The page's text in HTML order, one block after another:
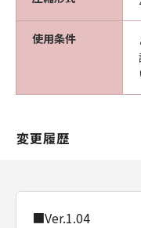
使用条件
変更履歴
■Ver.1.04